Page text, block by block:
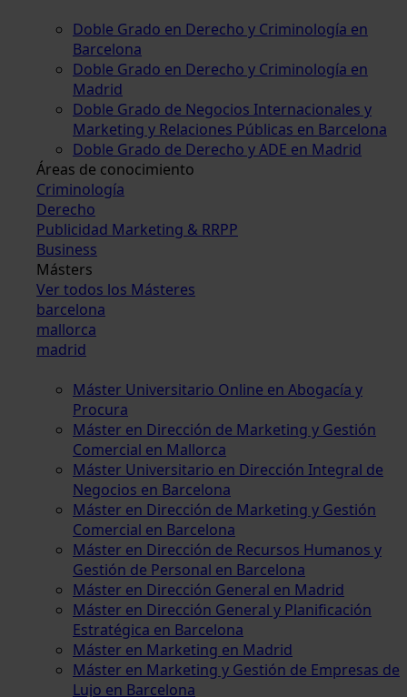
Doble Grado en Derecho y Criminología en
Barcelona
Doble Grado en Derecho y Criminología en
Madrid
Doble Grado de Negocios Internacionales y
Marketing y Relaciones Públicas en Barcelona
Doble Grado de Derecho y ADE en Madrid
Áreas de conocimiento
Criminología
Derecho
Publicidad Marketing & RRPP
Business
Másters
Ver todos los Másteres
barcelona
mallorca
madrid
Máster Universitario Online en Abogacía y
Procura
Máster en Dirección de Marketing y Gestión
Comercial en Mallorca
Máster Universitario en Dirección Integral de
Negocios en Barcelona
Máster en Dirección de Marketing y Gestión
Comercial en Barcelona
Máster en Dirección de Recursos Humanos y
Gestión de Personal en Barcelona
Máster en Dirección General en Madrid
Máster en Dirección General y Planificación
Estratégica en Barcelona
Máster en Marketing en Madrid
Máster en Marketing y Gestión de Empresas de
Lujo en Barcelona